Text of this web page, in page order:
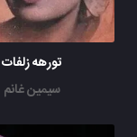
تورهه زلفات
سیمین غانم